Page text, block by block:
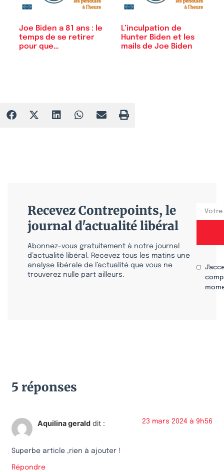
Joe Biden a 81 ans : le
temps de se retirer
pour que…
L’inculpation de
Hunter Biden et les
mails de Joe Biden
Recevez Contrepoints, le
journal d'actualité libéral
Abonnez-vous gratuitement à notre journal
d’actualité libéral. Recevez tous les matins une
analyse libérale de l’actualité que vous ne
trouverez nulle part ailleurs.
5 réponses
Aquilina gerald dit : 23 mars 2024 à 9h56
Superbe article ,rien à ajouter !
Répondre